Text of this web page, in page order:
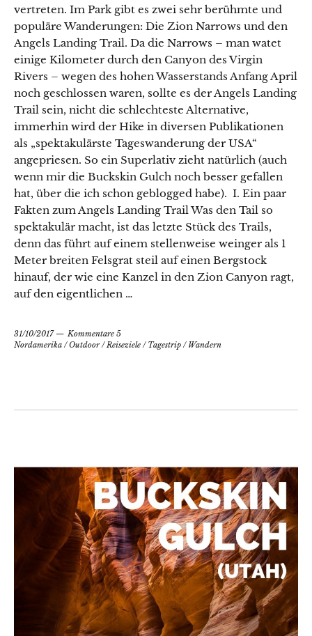
vertreten. Im Park gibt es zwei sehr berühmte und
populäre Wanderungen: Die Zion Narrows und den
Angels Landing Trail. Da die Narrows – man watet
einige Kilometer durch den Canyon des Virgin
Rivers – wegen des hohen Wasserstands Anfang April
noch geschlossen waren, sollte es der Angels Landing
Trail sein, nicht die schlechteste Alternative,
immerhin wird der Hike in diversen Publikationen
als „spektakulärste Tageswanderung der USA“
angepriesen. So ein Superlativ zieht natürlich (auch
wenn mir die Buckskin Gulch noch besser gefallen
hat, über die ich schon geblogged habe). I. Ein paar
Fakten zum Angels Landing Trail Was den Tail so
spektakulär macht, ist das letzte Stück des Trails,
denn das führt auf einem stellenweise weinger als 1
Meter breiten Felsgrat steil auf einen Bergstock
hinauf, der wie eine Kanzel in den Zion Canyon ragt,
auf den eigentlichen …
31/10/2017
Kommentare 5
Nordamerika /Outdoor/Reiseziele / Tagestrip / Wandern